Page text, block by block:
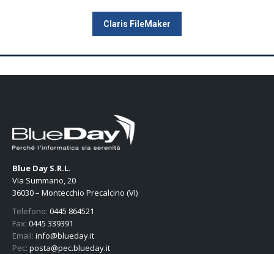
Claris FileMaker
Blue Day S.R.L.
Via Summano, 20
36030 – Montecchio Precalcino (VI)
Telefono: 0445 864521
Fax: 0445 339391
Email: info@blueday.it
Pec: posta@pec.blueday.it